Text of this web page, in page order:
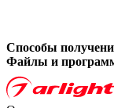
Способы
Файлы и